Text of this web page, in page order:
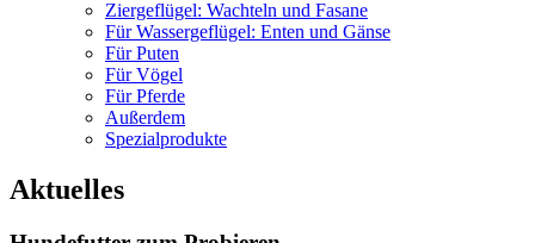
Ziergeflügel: Wachteln und Fasane
Für Wassergeflügel: Enten und Gänse
Für Puten
Für Vögel
Für Pferde
Außerdem
Spezialprodukte
Aktuelles